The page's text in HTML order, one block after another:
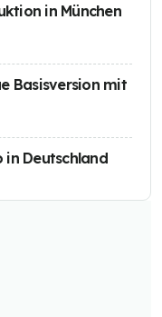
in München
Basisversion mit
in Deutschland